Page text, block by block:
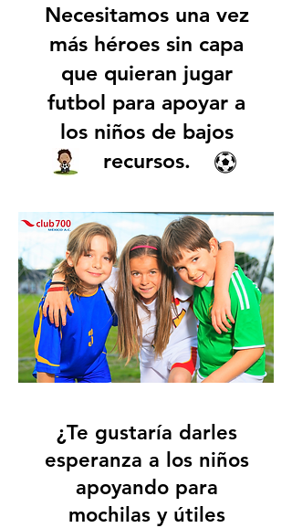
Necesitamos una vez
más héroes sin capa
que quieran jugar
futbol para apoyar a
los niños de bajos
recursos.
¿Te gustaría darles
esperanza a los niños
apoyando para
mochilas y útiles